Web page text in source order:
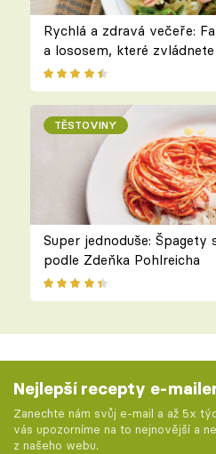
Rychlá a zdravá večeře:
a lososem, které
TĚSTOVINY
Super jednoduše:
podle Zdeňka Pohlreicha
Nejlepší recepty e-
Zanechte nám svůj e-mail a až 5x
vás upozorníme na to nejnovější a
z našeho webu.